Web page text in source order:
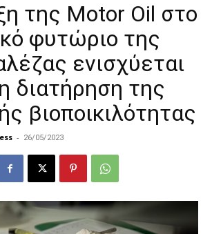
της Motor Οil στο
φυτώριο της
ενισχύεται
διατήρηση της
βιοποικιλότητας
- 26/05/2023